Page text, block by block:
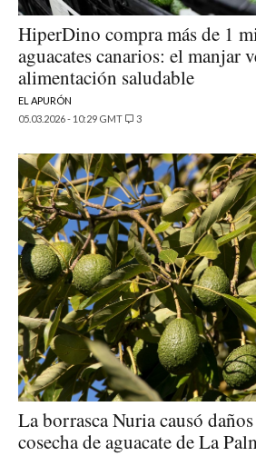
HiperDino compra más de 1
aguacates canarios: el manjar
alimentación saludable
EL APURÓN
05.03.2026 - 10:29 GMT
3
La borrasca Nuria causó
cosecha de aguacate de La